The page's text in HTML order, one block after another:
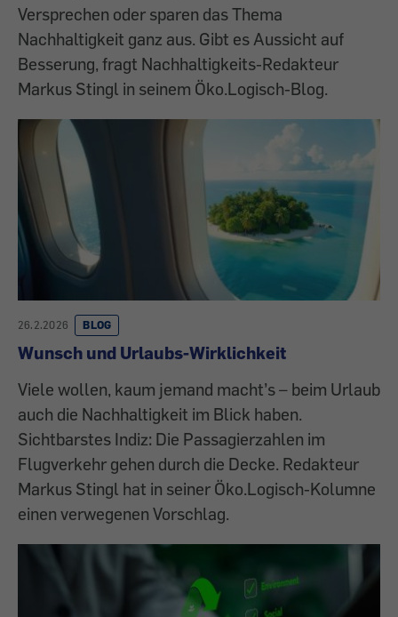
Versprechen oder sparen das Thema
Nachhaltigkeit ganz aus. Gibt es Aussicht auf
Besserung, fragt Nachhaltigkeits-Redakteur
Markus Stingl in seinem Öko.Logisch-Blog.
26.2.2026 BLOG
Wunsch und Urlaubs-Wirklichkeit
Viele wollen, kaum jemand macht’s – beim Urlaub
auch die Nachhaltigkeit im Blick haben.
Sichtbarstes Indiz: Die Passagierzahlen im
Flugverkehr gehen durch die Decke. Redakteur
Markus Stingl hat in seiner Öko.Logisch-Kolumne
einen verwegenen Vorschlag.